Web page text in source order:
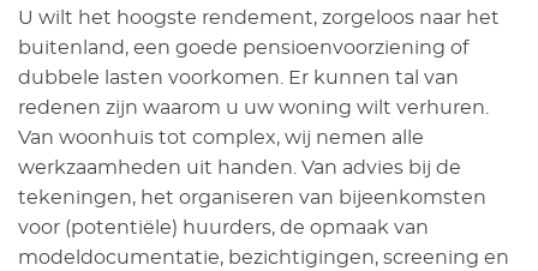
U wilt het hoogste rendement, zorgeloos naar het
buitenland, een goede pensioenvoorziening of
dubbele lasten voorkomen. Er kunnen tal van
redenen zijn waarom u uw woning wilt verhuren.
Van woonhuis tot complex, wij nemen alle
werkzaamheden uit handen. Van advies bij de
tekeningen, het organiseren van bijeenkomsten
voor (potentiële) huurders, de opmaak van
modeldocumentatie, bezichtigingen, screening en